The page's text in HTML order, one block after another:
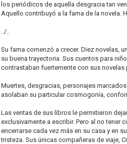
los periódicos de aquella desgracia tan
Aquello contribuyó a la fama de la novela.
../..
Su fama comenzó a crecer. Diez novelas,
su buena trayectoria. Sus cuentos para
contrastaban fuertemente con sus novelas
Muertes, desgracias, personajes
asolaban su particular cosmogonía,
Las ventas de sus libros le permitieron
exclusivamente a escribir. Pero al no tener
encerrarse cada vez más en su casa y en
tristeza. Sus únicas compañeras de viaje,